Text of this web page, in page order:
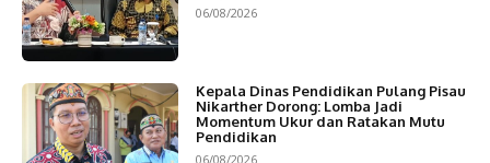
06/08/2026
Kepala Dinas Pendidikan Pulang Pisau
Nikarther Dorong: Lomba Jadi
Momentum Ukur dan Ratakan Mutu
Pendidikan
06/08/2026